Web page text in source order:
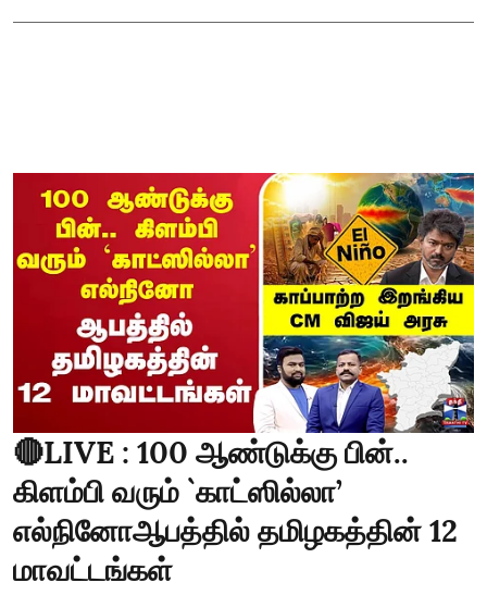
🔴LIVE : 100 ஆண்டுக்கு பின்..
கிளம்பி வரும் `காட்ஸில்லா’
எல்நினோஆபத்தில் தமிழகத்தின் 12
மாவட்டங்கள்